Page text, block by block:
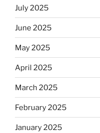
July 2025
June 2025
May 2025
April 2025
March 2025
February 2025
January 2025